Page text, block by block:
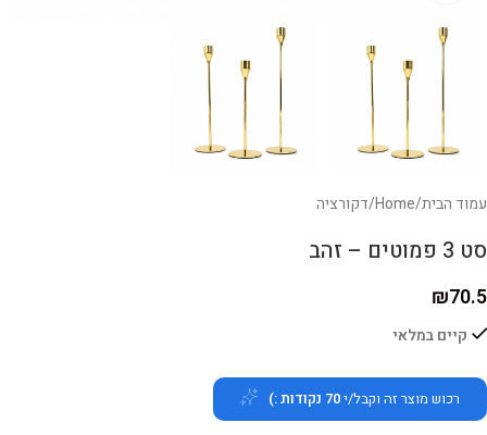
עמוד הבית/
Home
/דקורציה
סט 3 פמוטים – זהב
₪70.5
קיים במלאי
רכוש מוצר זה וקבל/י70 נקודות :)